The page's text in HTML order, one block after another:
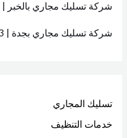
شركة تسليك مجاري بالخبر | 0534203163 | خدمة 24 ساعة
شركة تسليك مجاري بجدة | 0534203163 | خدمة 24 ساعة
تسليك المجاري
خدمات التنظيف